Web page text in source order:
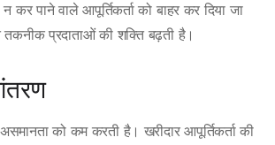
कर पाने वाले आपूर्तिकर्ता को बाहर कर दिया जा
प्रदाताओं की शक्ति बढ़ती है।
असमानता को कम करती है। खरीदार आपूर्तिकर्ता की